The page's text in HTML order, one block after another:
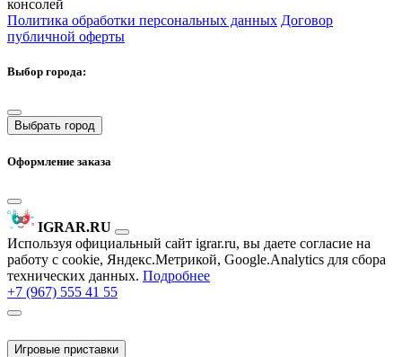
консолей
Политика обработки персональных данных Договор
публичной оферты
Выбор города:
Выбрать город
Оформление заказа
IGRAR.RU
Используя официальный сайт igrar.ru, вы даете согласие на
работу с cookie, Яндекс.Метрикой, Google.Analytics для сбора
технических данных. Подробнее
+7 (967) 555 41 55
Игровые приставки